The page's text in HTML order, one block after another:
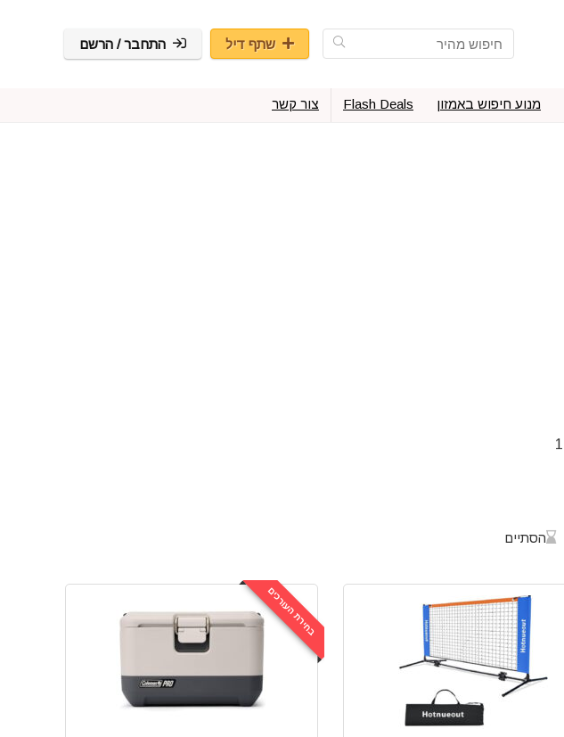
שתף דיל התחבר / הרשם
מנוע חיפוש באמזון Flash Deals צור קשר
הסתיים
בחירת העורכים